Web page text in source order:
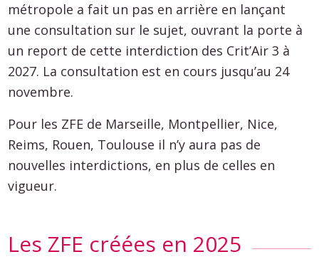
métropole a fait un pas en arrière en lançant
une consultation sur le sujet, ouvrant la porte à
un report de cette interdiction des Crit’Air 3 à
2027. La consultation est en cours jusqu’au 24
novembre.
Pour les ZFE de Marseille, Montpellier, Nice,
Reims, Rouen, Toulouse il n’y aura pas de
nouvelles interdictions, en plus de celles en
vigueur.
Les ZFE créées en 2025